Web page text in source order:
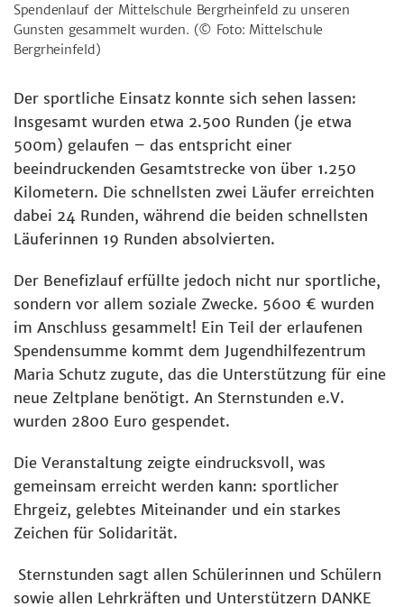
Spendenlauf der Mittelschule Bergrheinfeld zu unseren
Gunsten gesammelt wurden. (© Foto: Mittelschule
Bergrheinfeld)
Der sportliche Einsatz konnte sich sehen lassen:
Insgesamt wurden etwa 2.500 Runden (je etwa
500m) gelaufen – das entspricht einer
beeindruckenden Gesamtstrecke von über 1.250
Kilometern. Die schnellsten zwei Läufer erreichten
dabei 24 Runden, während die beiden schnellsten
Läuferinnen 19 Runden absolvierten.
Der Benefizlauf erfüllte jedoch nicht nur sportliche,
sondern vor allem soziale Zwecke. 5600 € wurden
im Anschluss gesammelt! Ein Teil der erlaufenen
Spendensumme kommt dem Jugendhilfezentrum
Maria Schutz zugute, das die Unterstützung für eine
neue Zeltplane benötigt. An Sternstunden e.V.
wurden 2800 Euro gespendet.
Die Veranstaltung zeigte eindrucksvoll, was
gemeinsam erreicht werden kann: sportlicher
Ehrgeiz, gelebtes Miteinander und ein starkes
Zeichen für Solidarität.
Sternstunden sagt allen Schülerinnen und Schülern
sowie allen Lehrkräften und Unterstützern DANKE